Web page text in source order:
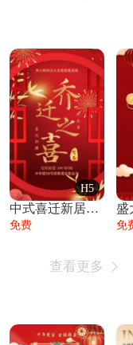
H5
中式喜迁新居乔迁之喜邀请函宴会请帖
免费 免
查看更多 